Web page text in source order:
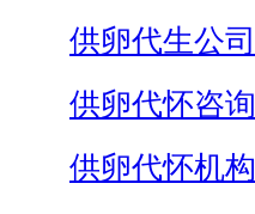
供卵代生公司
供卵代怀咨询
供卵代怀机构